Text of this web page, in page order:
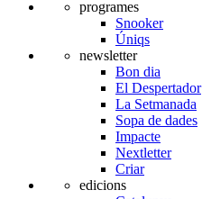
programes
Snooker
Úniqs
newsletter
Bon dia
El Despertador
La Setmanada
Sopa de dades
Impacte
Nextletter
Criar
edicions